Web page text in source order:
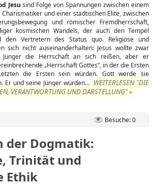
Jesu sind Folge von Spannungen zwischen einem
und einer städtischen Elite, zwischen
und römischer Fremdherrschaft,
kosmischen Wandels, der auch den Tempel
den Vertretern des Status quo. Religiöse und
sich nicht auseinanderhalten: Jesus wollte zwar
die Herrschaft an sich reißen, aber er
„Herrschaft Gottes“, in der die Ersten
die Ersten sein würden. Gott werde sie
Er und seine Jünger würden... WEITERLESEN "DIE
VERANTWORTUNG UND DARSTELLUNG" »
Besuche: 0
der Dogmatik:
Trinität und
Ethik